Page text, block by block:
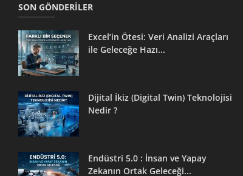
SON GÖNDERILER
Excel’in Ötesi: Veri Analizi Araçları
ile Geleceğe Hazı...
Dijital İkiz (Digital Twin) Teknolojisi
Nedir ?
Endüstri 5.0 : İnsan ve Yapay
Zekanın Ortak Geleceği...